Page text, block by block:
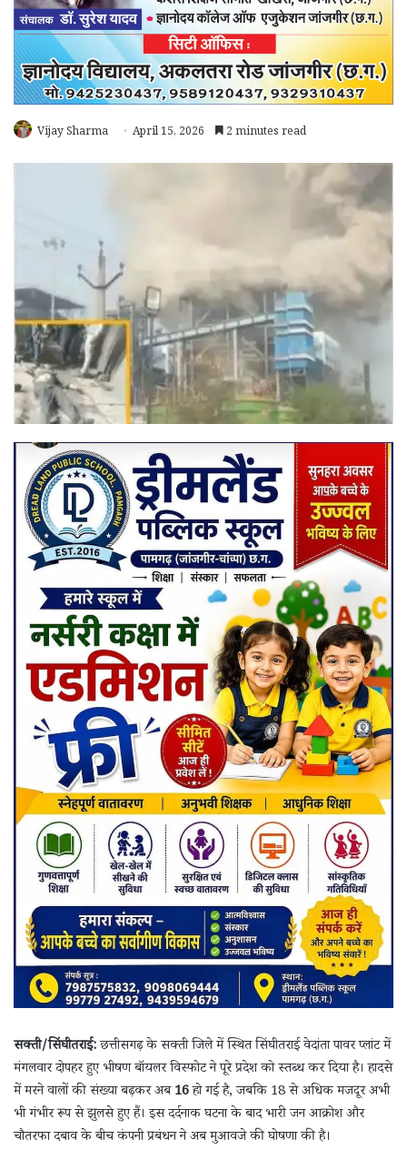
Vijay Sharma April 15, 2026 2 minutes read
सक्ती/सिंघीतराई:छत्तीसगढ़ के सक्ती जिले में स्थित सिंघीतराई वेदांता पावर प्लांट में
मंगलवार दोपहर हुए भीषण बॉयलर विस्फोट ने पूरे प्रदेश को स्तब्ध कर दिया है। हादसे
में मरने वालों की संख्या बढ़कर अब16हो गई है, जबकि 18 से अधिक मजदूर अभी
भी गंभीर रूप से झुलसे हुए हैं। इस दर्दनाक घटना के बाद भारी जन आक्रोश और
चौतरफा दबाव के बीच कंपनी प्रबंधन ने अब मुआवजे की घोषणा की है।